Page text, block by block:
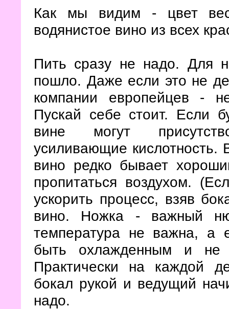
Как мы видим - цвет
водянистое вино из всех
Пить сразу не надо. Для
пошло. Даже если это не
компании европейцев -
Пускай себе стоит. Если
вине могут
усиливающие кислотность.
вино редко бывает
пропитаться воздухом.
ускорить процесс, взяв
вино. Ножка - важный
температура не важна, а
быть охлажденным и не
Практически на каждой
бокал рукой и ведущий
надо.